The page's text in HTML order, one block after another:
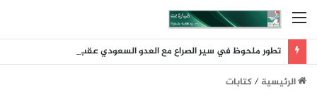
القائمة
الرئيسية/كتابات